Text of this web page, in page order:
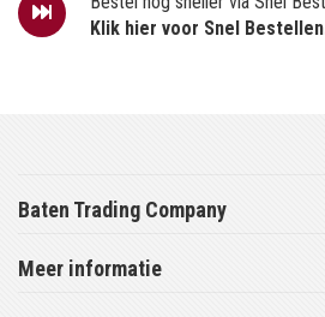
Klik hier voor Snel
Baten Trading Company
Meer informatie